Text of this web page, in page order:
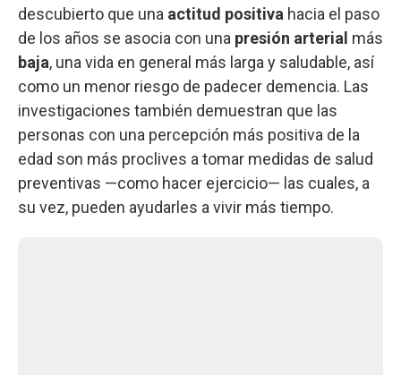
descubierto que una actitud positiva hacia el paso
de los años se asocia con una presión arterial más
baja, una vida en general más larga y saludable, así
como un menor riesgo de padecer demencia. Las
investigaciones también demuestran que las
personas con una percepción más positiva de la
edad son más proclives a tomar medidas de salud
preventivas —como hacer ejercicio— las cuales, a
su vez, pueden ayudarles a vivir más tiempo.